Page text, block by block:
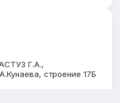
Г.А.,
строение 17Б